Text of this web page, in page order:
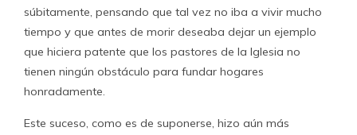
súbitamente, pensando que tal vez no iba a vivir mucho
tiempo y que antes de morir deseaba dejar un ejemplo
que hiciera patente que los pastores de la Iglesia no
tienen ningún obstáculo para fundar hogares
honradamente.
Este suceso, como es de suponerse, hizo aún más